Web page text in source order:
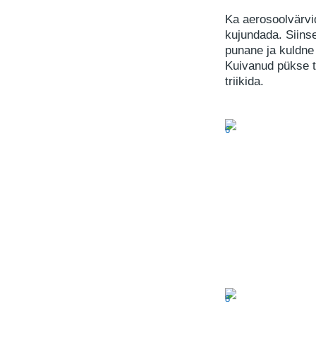
Ka
kujundada.
punane ja
Kuivanud pükse
triikida.